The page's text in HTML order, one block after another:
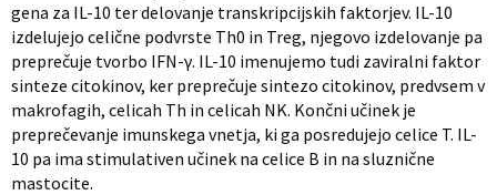
gena za IL-10 ter delovanje transkripcijskih faktorjev. IL-10
izdelujejo celične podvrste Th0 in Treg, njegovo izdelovanje pa
preprečuje tvorbo IFN-γ. IL-10 imenujemo tudi zaviralni faktor
sinteze citokinov, ker preprečuje sintezo citokinov, predvsem v
makrofagih, celicah Th in celicah NK. Končni učinek je
preprečevanje imunskega vnetja, ki ga posredujejo celice T. IL-
10 pa ima stimulativen učinek na celice B in na sluznične
mastocite.